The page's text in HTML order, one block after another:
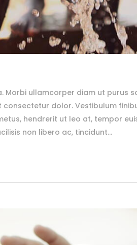
Morbi ullamcorper diam ut purus
dolor. Vestibulum
hendrerit ut leo at, tempor
non libero ac, tincidunt...